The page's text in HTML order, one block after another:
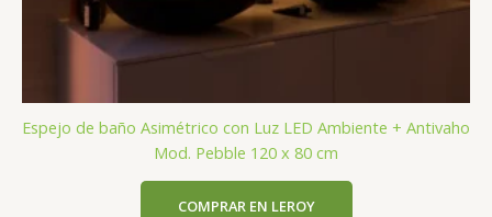
Espejo de baño Asimétrico con Luz LED Ambiente + Antivaho
Mod. Pebble 120 x 80 cm
COMPRAR EN LEROY